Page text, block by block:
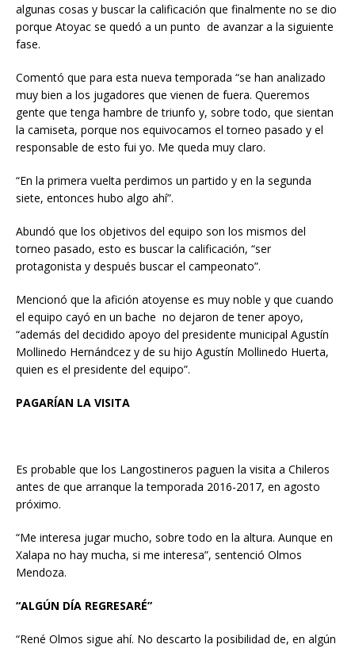
algunas cosas y buscar la calificación que finalmente no se dio
porque Atoyac se quedó a un punto de avanzar a la siguiente
fase.
Comentó que para esta nueva temporada “se han analizado
muy bien a los jugadores que vienen de fuera. Queremos
gente que tenga hambre de triunfo y, sobre todo, que sientan
la camiseta, porque nos equivocamos el torneo pasado y el
responsable de esto fui yo. Me queda muy claro.
“En la primera vuelta perdimos un partido y en la segunda
siete, entonces hubo algo ahí”.
Abundó que los objetivos del equipo son los mismos del
torneo pasado, esto es buscar la calificación, “ser
protagonista y después buscar el campeonato”.
Mencionó que la afición atoyense es muy noble y que cuando
el equipo cayó en un bache no dejaron de tener apoyo,
“además del decidido apoyo del presidente municipal Agustín
Mollinedo Hernándcez y de su hijo Agustín Mollinedo Huerta,
quien es el presidente del equipo”.
PAGARÍAN LA VISITA
Es probable que los Langostineros paguen la visita a Chileros
antes de que arranque la temporada 2016-2017, en agosto
próximo.
“Me interesa jugar mucho, sobre todo en la altura. Aunque en
Xalapa no hay mucha, si me interesa”, sentenció Olmos
Mendoza.
“ALGÚN DÍA REGRESARÉ”
“René Olmos sigue ahí. No descarto la posibilidad de, en algún